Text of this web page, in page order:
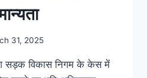
31, 2025
सड़क विकास निगम के केस में